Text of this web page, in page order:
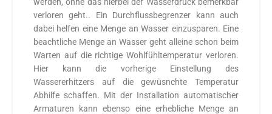
verloren geht.. Ein Durchflussbegrenzer kann auch
dabei helfen eine Menge an Wasser einzusparen. Eine
beachtliche Menge an Wasser geht alleine schon beim
Warten auf die richtige Wohlfühltemperatur verloren.
Hier kann die vorherige Einstellung des
Wassererhitzers auf die gewüsnchte Temperatur
Abhilfe schaffen. Mit der Installation automatischer
Armaturen kann ebenso eine erhebliche Menge an